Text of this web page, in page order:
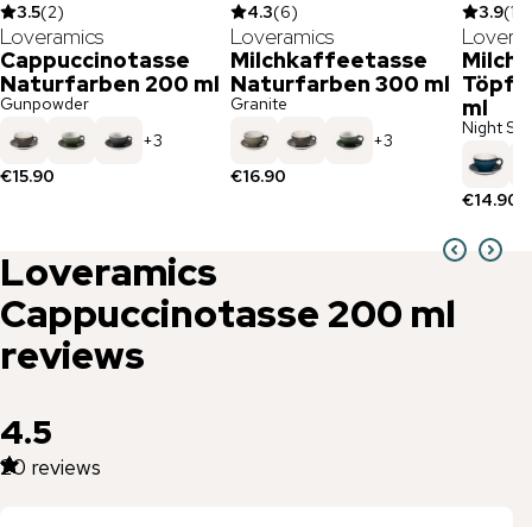
3.5(2)
Loveramics
Cappuccinotasse
Naturfarben 200 ml
Gunpowder
+3
€15.90
4.3(6)
Loveramics
Milchkaffeetasse
Naturfarben 300 ml
Granite
+3
€16.90
3.9(13
ml
Night Sky
€14.90
Loveramics
Cappuccinotasse 200 ml
reviews
4.5
20 reviews